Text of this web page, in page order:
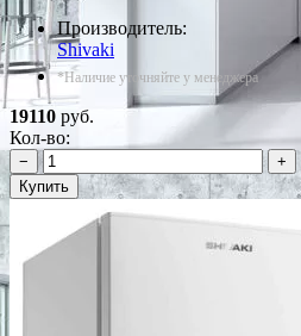
Производитель:
Shivaki
*Наличие уточняйте у менеджера
19110 руб.
Кол-во:
−
+
Купить